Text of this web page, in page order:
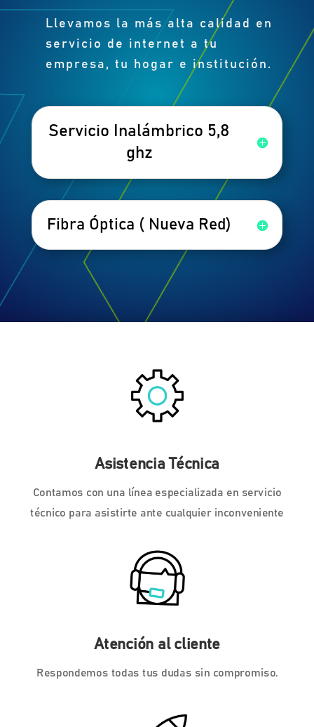
Llevamos la más alta calidad en
servicio de internet a tu
empresa, tu hogar e institución.
Servicio Inalámbrico 5,8
ghz
Fibra Óptica ( Nueva Red)
Asistencia Técnica
Contamos con una línea especializada en servicio
técnico para asistirte ante cualquier inconveniente
Atención al cliente
Respondemos todas tus dudas sin compromiso.